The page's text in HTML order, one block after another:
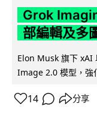
Grok
部編輯及多
Elon Musk 旗下 xAI
Image 2.0 模型，強
14 分享